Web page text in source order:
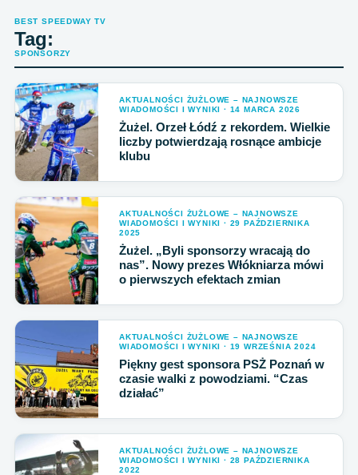
BEST SPEEDWAY TV
Tag:
SPONSORZY
AKTUALNOŚCI ŻUŻLOWE – NAJNOWSZE
WIADOMOŚCI I WYNIKI · 14 MARCA 2026
Żużel. Orzeł Łódź z rekordem. Wielkie
liczby potwierdzają rosnące ambicje
klubu
AKTUALNOŚCI ŻUŻLOWE – NAJNOWSZE
WIADOMOŚCI I WYNIKI · 29 PAŹDZIERNIKA
2025
Żużel. „Byli sponsorzy wracają do
nas”. Nowy prezes Włókniarza mówi
o pierwszych efektach zmian
AKTUALNOŚCI ŻUŻLOWE – NAJNOWSZE
WIADOMOŚCI I WYNIKI · 19 WRZEŚNIA 2024
Piękny gest sponsora PSŻ Poznań w
czasie walki z powodziami. “Czas
działać”
AKTUALNOŚCI ŻUŻLOWE – NAJNOWSZE
WIADOMOŚCI I WYNIKI · 28 PAŹDZIERNIKA
2022